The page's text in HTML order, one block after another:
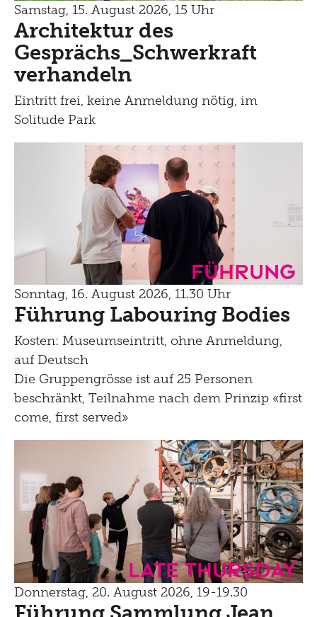
Samstag, 15. August 2026, 15 Uhr
Architektur des
Gesprächs_Schwerkraft
verhandeln
Eintritt frei, keine Anmeldung nötig, im
Solitude Park
Führung
Sonntag, 16. August 2026, 11.30 Uhr
Führung Labouring Bodies
Kosten: Museumseintritt, ohne Anmeldung,
auf Deutsch
Die Gruppengrösse ist auf 25 Personen
beschränkt, Teilnahme nach dem Prinzip «first
come, first served»
Late Thursday
Donnerstag, 20. August 2026, 19-19.30